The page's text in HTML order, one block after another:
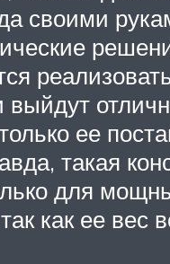
своими
выйдут
ее
такая
для
как ее вес